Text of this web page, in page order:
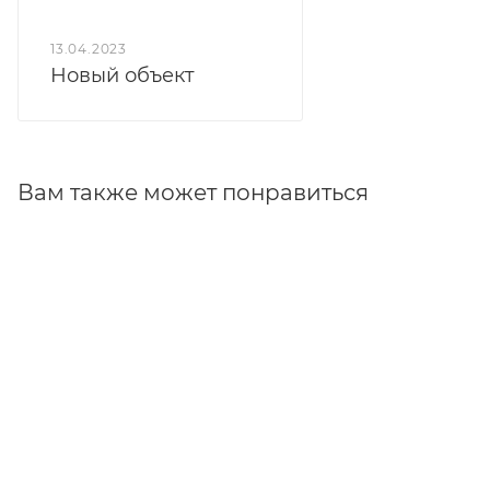
конструкции продумано все до мельчайших
Мягкая мебель используется для сидения, позволяет
13.04.2023
Новый объект
Вам также может понравиться